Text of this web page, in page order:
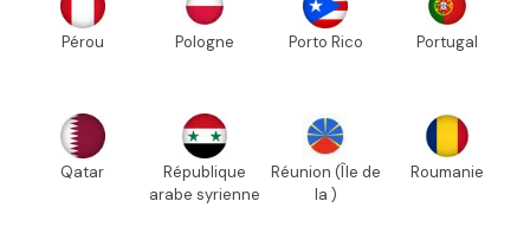
Pérou Pologne Porto Rico Portugal
Qatar
République
arabe syrienne
Réunion (Île de
la )
Roumanie